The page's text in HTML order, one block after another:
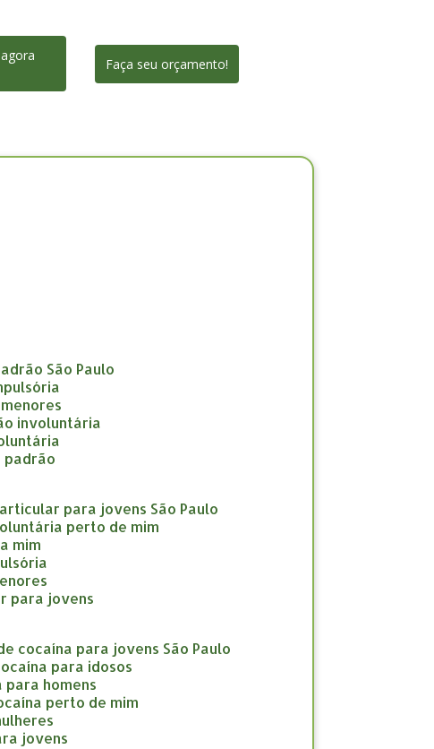
Faça seu orçamento!
São Paulo
involuntária
padrão
para jovens São Paulo
perto de mim
mim
para jovens
cocaína para jovens São Paulo
para idosos
para homens
perto de mim
jovens